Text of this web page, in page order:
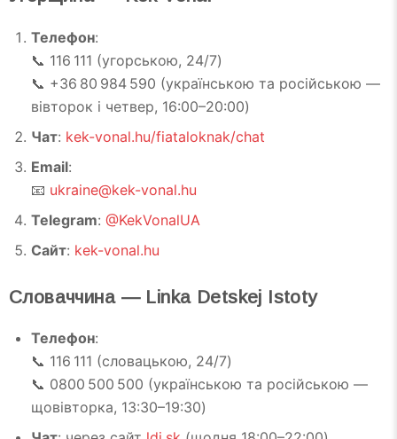
Телефон:
📞 116 111 (угорською, 24/7)
📞 +36 80 984 590 (українською та російською —
вівторок і четвер, 16:00–20:00)
Чат: kek-vonal.hu/fiataloknak/chat
Email:
📧 ukraine@kek-vonal.hu
Telegram: @KekVonalUA
Сайт: kek-vonal.hu
Словаччина — Linka Detskej Istoty
Телефон:
📞 116 111 (словацькою, 24/7)
📞 0800 500 500 (українською та російською —
щовівторка, 13:30–19:30)